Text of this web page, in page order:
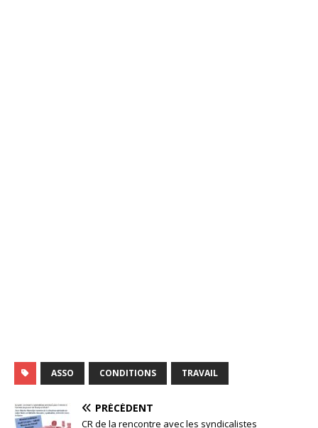
ASSO CONDITIONS TRAVAIL
PRÉCÉDENT
CR de la rencontre avec les syndicalistes